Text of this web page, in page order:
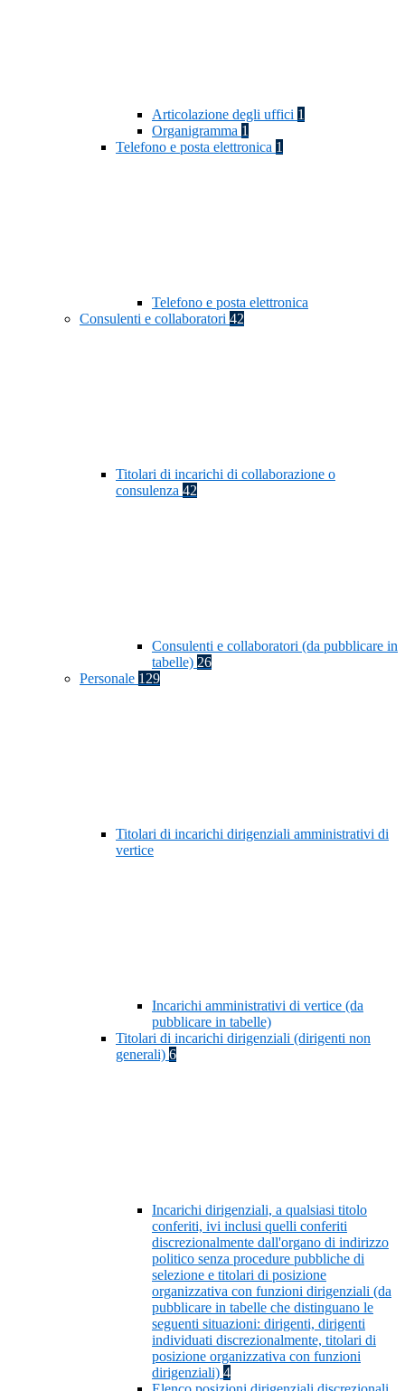
Articolazione degli uffici 1
Organigramma 1
Telefono e posta elettronica 1
Telefono e posta elettronica
Consulenti e collaboratori 42
Titolari di incarichi di collaborazione o
consulenza 42
Consulenti e collaboratori (da pubblicare in
tabelle) 26
Personale 129
Titolari di incarichi dirigenziali amministrativi di
vertice
Incarichi amministrativi di vertice (da
pubblicare in tabelle)
Titolari di incarichi dirigenziali (dirigenti non
generali) 6
Incarichi dirigenziali, a qualsiasi titolo
conferiti, ivi inclusi quelli conferiti
discrezionalmente dall'organo di indirizzo
politico senza procedure pubbliche di
selezione e titolari di posizione
organizzativa con funzioni dirigenziali (da
pubblicare in tabelle che distinguano le
seguenti situazioni: dirigenti, dirigenti
individuati discrezionalmente, titolari di
posizione organizzativa con funzioni
dirigenziali) 4